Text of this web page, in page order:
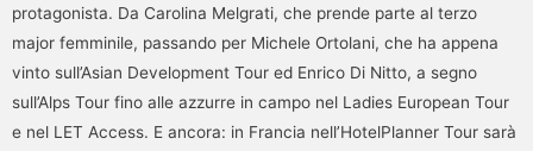
protagonista. Da Carolina Melgrati, che prende parte al terzo
major femminile, passando per Michele Ortolani, che ha appena
vinto sull’Asian Development Tour ed Enrico Di Nitto, a segno
sull’Alps Tour fino alle azzurre in campo nel Ladies European Tour
e nel LET Access. E ancora: in Francia nell’HotelPlanner Tour sarà